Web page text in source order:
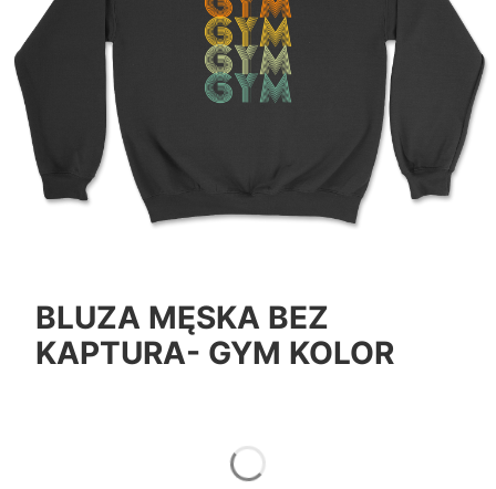
BLUZA MĘSKA BEZ
KAPTURA- GYM KOLOR